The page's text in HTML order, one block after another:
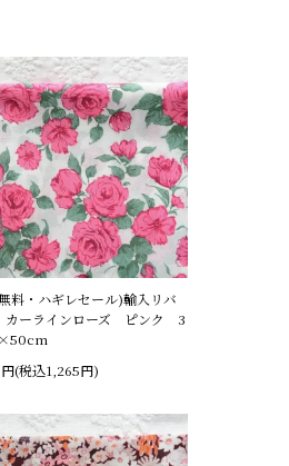
料・ハギレセール)輸入リバ
ーラインローズ ピンク 3
(税込1,265円)